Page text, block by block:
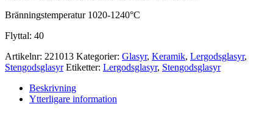
Bränningstemperatur 1020-1240°C
Flyttal: 40
Artikelnr: 221013 Kategorier: Glasyr, Keramik, Lergodsglasyr,
Stengodsglasyr Etiketter: Lergodsglasyr, Stengodsglasyr
Beskrivning
Ytterligare information